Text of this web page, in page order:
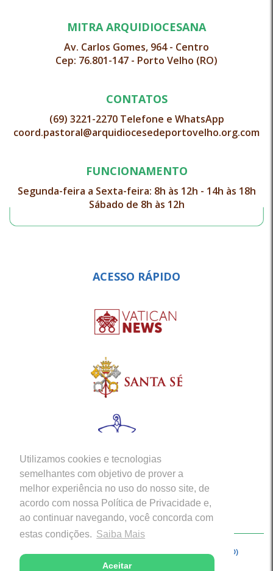
Utilizamos cookies e tecnologias
semelhantes com objetivo de prover a
melhor experiência no uso do nosso site, de
acordo com nossa Política de Privacidade e,
ao continuar navegando, você concorda com
estas condições. Saiba Mais
Aceitar
MITRA ARQUIDIOCESANA
Av. Carlos Gomes, 964 - Centro
Cep: 76.801-147 - Porto Velho (RO)
CONTATOS
(69) 3221-2270 Telefone e WhatsApp
coord.pastoral@arquidiocesedeportovelho.org.com
FUNCIONAMENTO
Segunda-feira a Sexta-feira: 8h às 12h - 14h às 18h
Sábado de 8h às 12h
ACESSO RÁPIDO
Copyright © 2026 - Arquidiocese de Porto Velho (RO)
Desenvolvido com excelência por